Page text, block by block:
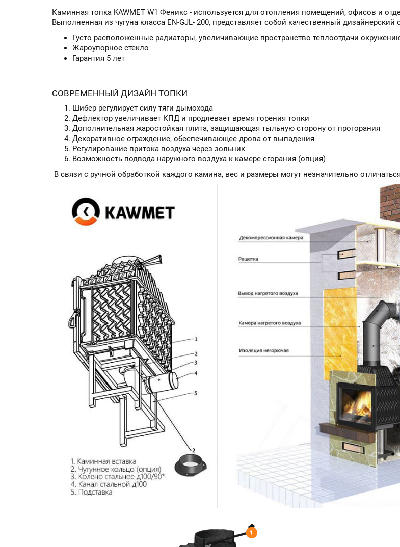
Каминная топка KAWMET W1 Феникс - используется для отопления помещений, офисов и
Выполненная из чугуна класса EN-GJL- 200, представляет собой качественный
Густо расположенные радиаторы, увеличивающие пространство теплоотдачи
Жароупорное стекло
Гарантия 5 лет
СОВРЕМЕННЫЙ ДИЗАЙН ТОПКИ
Шибер регулирует силу тяги дымохода
Дефлектор увеличивает КПД и продлевает время горения топки
Дополнительная жаростойкая плита, защищающая тыльную сторону от прогорания
Декоративное ограждение, обеспечивающее дрова от выпадения
Регулирование притока воздуха через зольник
Возможность подвода наружного воздуха к камере сгорания (опция)
В связи с ручной обработкой каждого камина, вес и размеры могут незначительно